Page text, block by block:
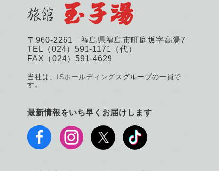
〒960-2261 福島県福島市町庭坂字高湯7
TEL（024）591-1171（代）
FAX（024）591-4629
当社は、 ISホールディングス グループの一員で
す。
最新情報をいち早くお届けします